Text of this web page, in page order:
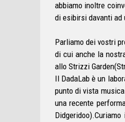
abbiamo inoltre
di esibirsi davanti ad
Parliamo dei vostri
di cui anche la
allo Strizzi
Il DadaLab è un
punto di vista
una recente